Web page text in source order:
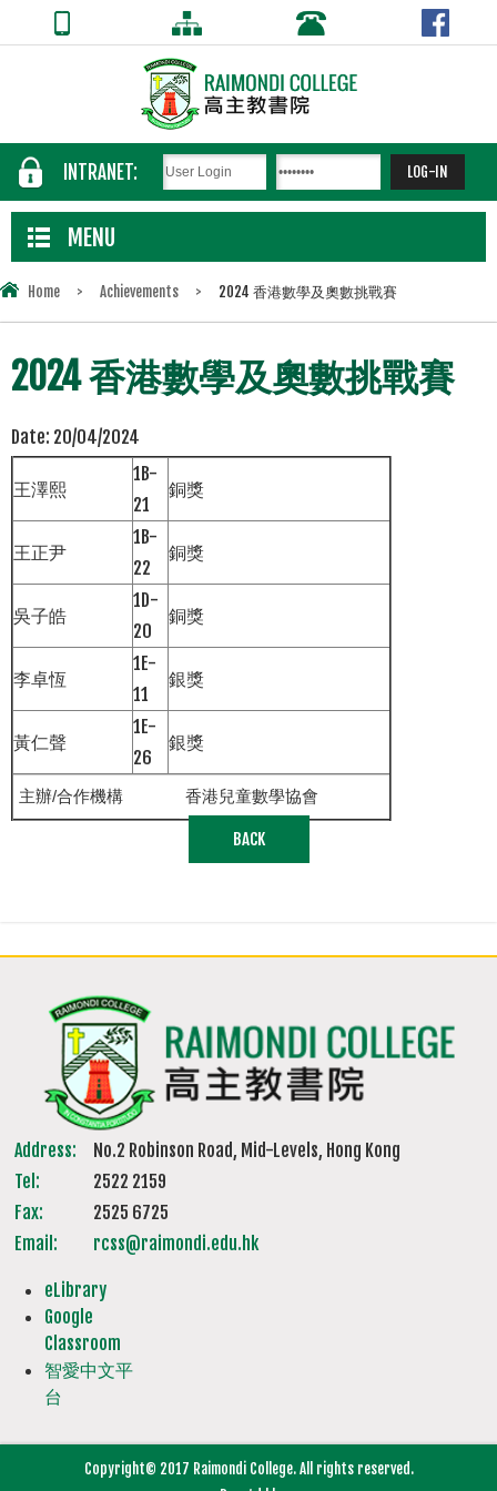
INTRANET:
MENU
Home > Achievements > 2024 香港數學及奧數挑戰賽
2024 香港數學及奧數挑戰賽
Date: 20/04/2024
王澤熙
1B-
21
銅獎
王正尹
1B-
22
銅獎
吳子皓
1D-
20
銅獎
李卓恆
1E-
11
銀獎
黃仁聲
1E-
26
銀獎
主辦/合作機構 香港兒童數學協會
BACK
Address:
No.2 Robinson Road, Mid-Levels, Hong Kong
Tel:
2522 2159
Fax:
2525 6725
Email:
rcss@raimondi.edu.hk
eLibrary
Google
Classroom
智愛中文平
台
Copyright© 2017 Raimondi College. All rights reserved.